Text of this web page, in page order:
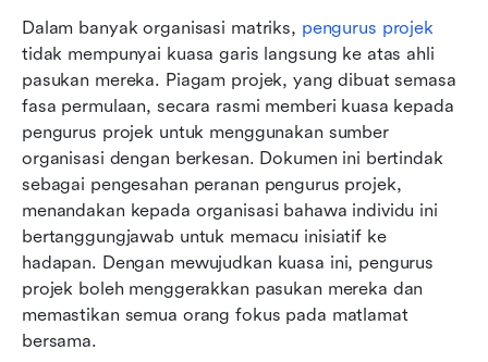
Dalam banyak organisasi matriks, pengurus projek
tidak mempunyai kuasa garis langsung ke atas ahli
pasukan mereka. Piagam projek, yang dibuat semasa
fasa permulaan, secara rasmi memberi kuasa kepada
pengurus projek untuk menggunakan sumber
organisasi dengan berkesan. Dokumen ini bertindak
sebagai pengesahan peranan pengurus projek,
menandakan kepada organisasi bahawa individu ini
bertanggungjawab untuk memacu inisiatif ke
hadapan. Dengan mewujudkan kuasa ini, pengurus
projek boleh menggerakkan pasukan mereka dan
memastikan semua orang fokus pada matlamat
bersama.